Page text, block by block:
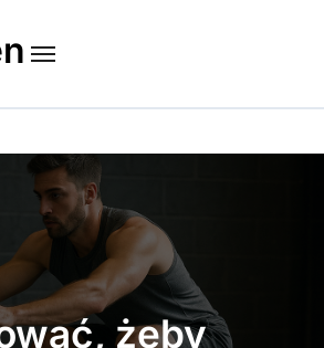
żeby